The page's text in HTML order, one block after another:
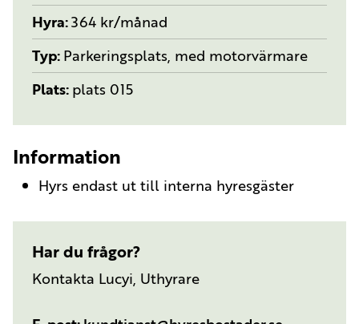
Hyra 364 kr/månad
Typ Parkeringsplats, med motorvärmare
Plats plats 015
Information
Hyrs endast ut till interna hyresgäster
Har du frågor?
Kontakta Lucyi, Uthyrare